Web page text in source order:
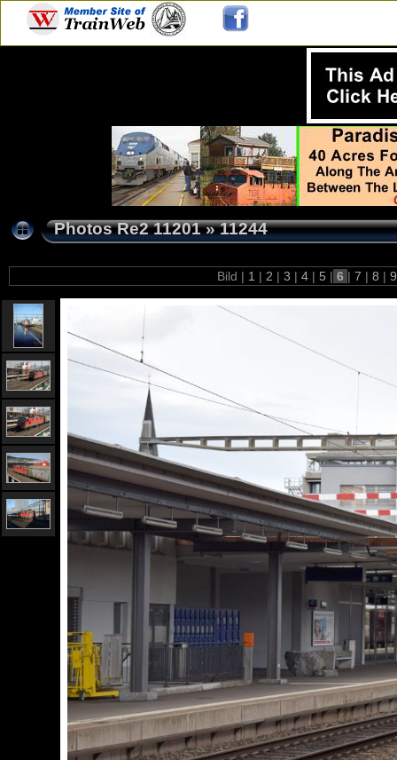
Photos Re2 11201»11244
Bild | 1 | 2 | 3 | 4 | 5 | 6 | 7 | 8 |